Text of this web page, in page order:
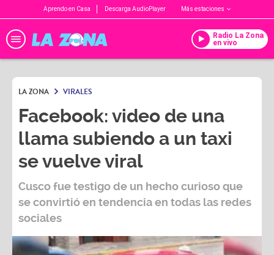
Aprendo en Casa Descarga AudioPlayer Más estaciones
Radio La Zona
en vivo
LA ZONA VIRALES
Facebook: video de una
llama subiendo a un taxi
se vuelve viral
Cusco fue testigo de un hecho curioso que
se convirtió en tendencia en todas las redes
sociales